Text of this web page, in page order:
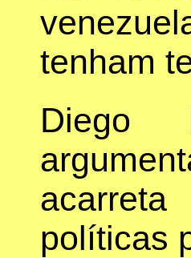
tenham
Diego
políticas